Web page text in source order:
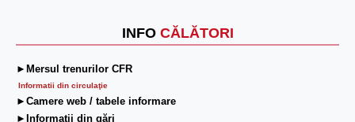
INFO CĂLĂTORI
►Mersul trenurilor CFR
Informatii din circulaţie
►Camere web / tabele informare
►Informaţii din gări